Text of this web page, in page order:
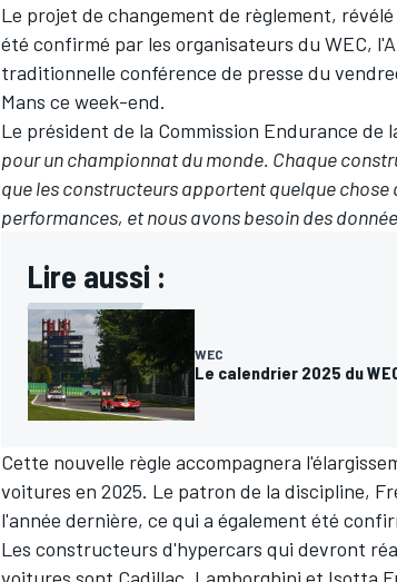
WEC
Le projet de changement de règlement,
été confirmé par les organisateurs du WEC,
traditionnelle conférence de presse du
Mans ce week-end.
Le président de la Commission Endurance de
pour un championnat du monde. Chaque
que les constructeurs apportent quelque
performances, et nous avons besoin des
Lire aussi :
WEC
Le calendrier 2025 du
Cette nouvelle règle accompagnera
voitures en 2025. Le patron de la discipline,
l'année dernière, ce qui a également été
Les constructeurs d'hypercars qui devront